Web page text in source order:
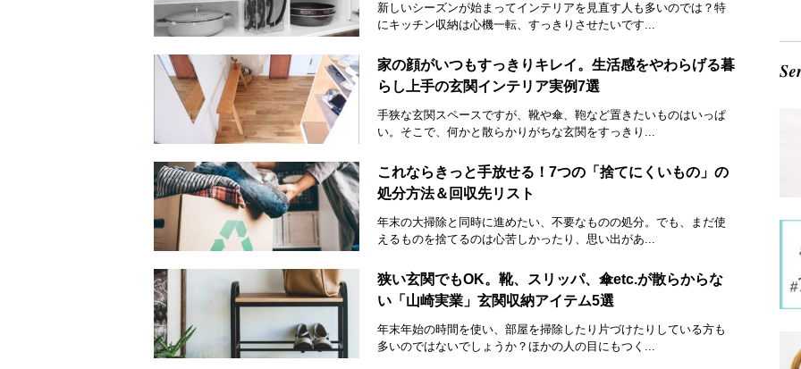
新しいシーズンが始まってインテリアを見直す人も多いのでは？特
にキッチン収納は心機一転、すっきりさせたいです...
家の顔がいつもすっきりキレイ。生活感をやわらげる暮
らし上手の玄関インテリア実例7選
手狭な玄関スペースですが、靴や傘、鞄など置きたいものはいっぱ
い。そこで、何かと散らかりがちな玄関をすっきり...
これならきっと手放せる！7つの「捨てにくいもの」の
処分方法＆回収先リスト
年末の大掃除と同時に進めたい、不要なものの処分。でも、まだ使
えるものを捨てるのは心苦しかったり、思い出があ...
狭い玄関でもOK。靴、スリッパ、傘etc.が散らからな
い「山崎実業」玄関収納アイテム5選
年末年始の時間を使い、部屋を掃除したり片づけたりしている方も
多いのではないでしょうか？ほかの人の目にもつく...